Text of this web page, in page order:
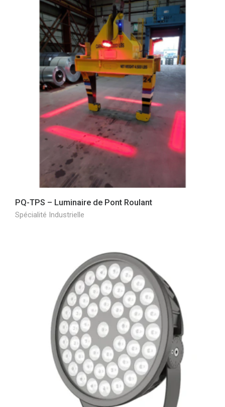
PQ-TPS – Luminaire de Pont Roulant
Spécialité Industrielle